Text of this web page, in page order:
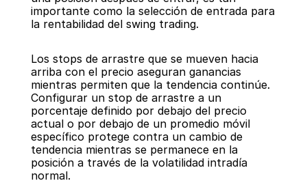
importante como la selección de entrada para
la rentabilidad del swing trading.
Los stops de arrastre que se mueven hacia
arriba con el precio aseguran ganancias
mientras permiten que la tendencia continúe.
Configurar un stop de arrastre a un
porcentaje definido por debajo del precio
actual o por debajo de un promedio móvil
específico protege contra un cambio de
tendencia mientras se permanece en la
posición a través de la volatilidad intradía
normal.